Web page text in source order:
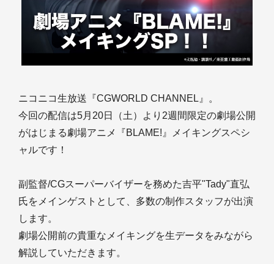
ニコニコ生放送『CGWORLD CHANNEL』。
今回の配信は5月20日（土）より2週間限定の劇場公開
がはじまる劇場アニメ『BLAME!』メイキングスペシ
ャルです！
副監督/CGスーパーバイザーを務めた吉平"Tady"直弘
氏をメインゲストとして、多数の制作スタッフが出演
します。
劇場公開前の貴重なメイキングを生データをみながら
解説していただきます。